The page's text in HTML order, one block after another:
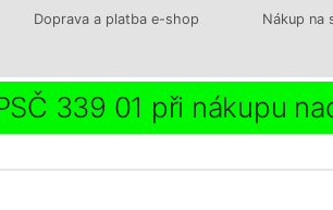
Doprava a platba e-shop Nákup na
339 01 při nákupu